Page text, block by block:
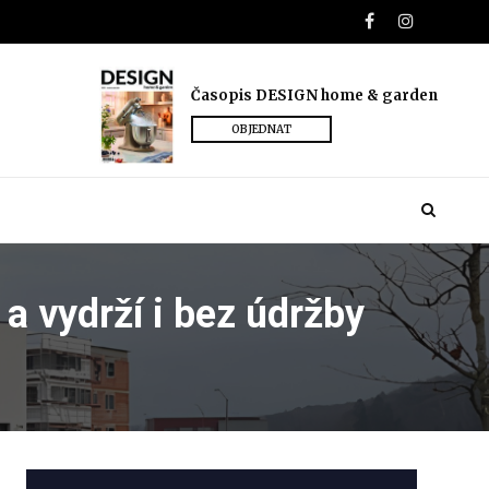
Časopis DESIGN home & garden
OBJEDNAT
vydrží i bez údržby